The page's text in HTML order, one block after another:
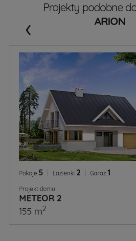
Projekty podobne
ARION
Pokoje 5 Łazienki 2 Garaż 1
Projekt domu
METEOR 2
155 m2
‹